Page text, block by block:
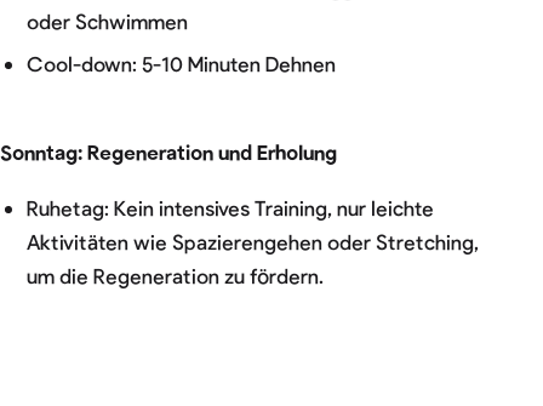
oder Schwimmen
Cool-down: 5-10 Minuten Dehnen
Sonntag: Regeneration und Erholung
Ruhetag: Kein intensives Training, nur leichte
Aktivitäten wie Spazierengehen oder Stretching,
um die Regeneration zu fördern.